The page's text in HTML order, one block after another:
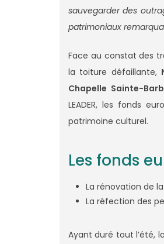
sauvegarder des
patrimoniaux
Face au constat des
la toiture défaillante,
Chapelle Sainte-
LEADER, les fonds
patrimoine culturel.
Les fonds
La rénovation de
La réfection des
Ayant duré tout l’été,